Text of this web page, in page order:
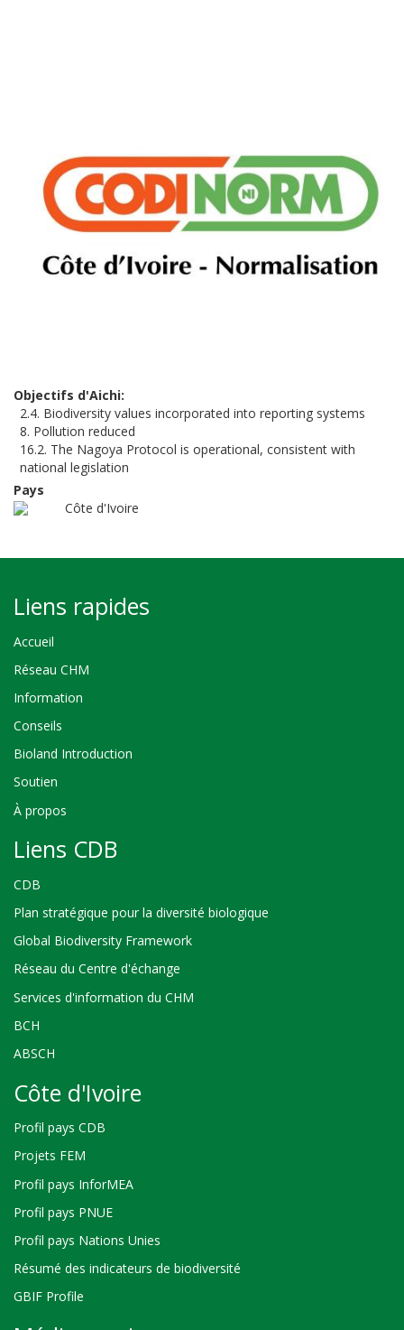
Objectifs d'Aichi
2.4. Biodiversity values incorporated into reporting systems
8. Pollution reduced
16.2. The Nagoya Protocol is operational, consistent with
national legislation
Pays
Côte d'Ivoire
Liens rapides
Accueil
Réseau CHM
Information
Conseils
Bioland Introduction
Soutien
À propos
Liens CDB
CDB
Plan stratégique pour la diversité biologique
Global Biodiversity Framework
Réseau du Centre d'échange
Services d'information du CHM
BCH
ABSCH
Côte d'Ivoire
Profil pays CDB
Projets FEM
Profil pays InforMEA
Profil pays PNUE
Profil pays Nations Unies
Résumé des indicateurs de biodiversité
GBIF Profile